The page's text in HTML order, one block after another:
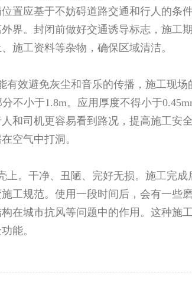
置应基于不妨碍道路交通和行人的条
界。封闭前做好交通诱导标志，施工
施工资料等杂物，确保区域清洁。
有效避免灰尘和音乐的传播，施工现
不小于1.8m。应用厚度不得小于
和司机更容易看到路况，提高施工安
空气中打洞。
上。干净、丑陋、完好无损。施工完成
工规范。使用一段时间后，会有一些磨
在城市抗风等问题中的作用。这种施
能。